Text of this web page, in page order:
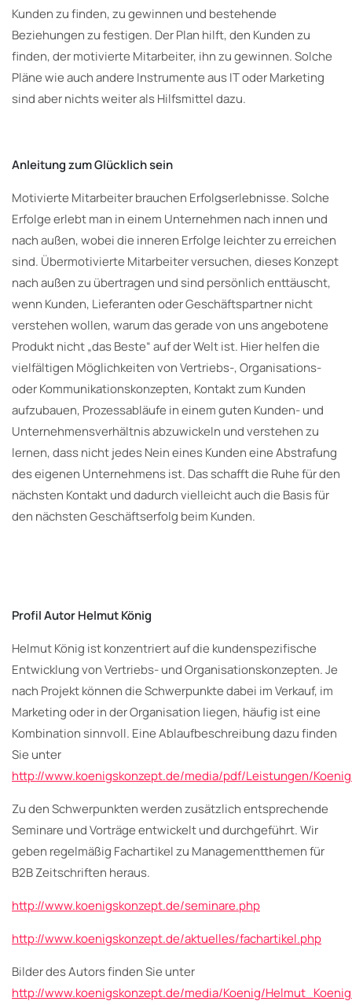
Kunden zu finden, zu gewinnen und bestehende
Beziehungen zu festigen. Der Plan hilft, den Kunden zu
finden, der motivierte Mitarbeiter, ihn zu gewinnen. Solche
Pläne wie auch andere Instrumente aus IT oder Marketing
sind aber nichts weiter als Hilfsmittel dazu.
Anleitung zum Glücklich sein
Motivierte Mitarbeiter brauchen Erfolgserlebnisse. Solche
Erfolge erlebt man in einem Unternehmen nach innen und
nach außen, wobei die inneren Erfolge leichter zu erreichen
sind. Übermotivierte Mitarbeiter versuchen, dieses Konzept
nach außen zu übertragen und sind persönlich enttäuscht,
wenn Kunden, Lieferanten oder Geschäftspartner nicht
verstehen wollen, warum das gerade von uns angebotene
Produkt nicht „das Beste“ auf der Welt ist. Hier helfen die
vielfältigen Möglichkeiten von Vertriebs-, Organisations-
oder Kommunikationskonzepten, Kontakt zum Kunden
aufzubauen, Prozessabläufe in einem guten Kunden- und
Unternehmensverhältnis abzuwickeln und verstehen zu
lernen, dass nicht jedes Nein eines Kunden eine Abstrafung
des eigenen Unternehmens ist. Das schafft die Ruhe für den
nächsten Kontakt und dadurch vielleicht auch die Basis für
den nächsten Geschäftserfolg beim Kunden.
Profil Autor Helmut König
Helmut König ist konzentriert auf die kundenspezifische
Entwicklung von Vertriebs- und Organisationskonzepten. Je
nach Projekt können die Schwerpunkte dabei im Verkauf, im
Marketing oder in der Organisation liegen, häufig ist eine
Kombination sinnvoll. Eine Ablaufbeschreibung dazu finden
Sie unter
http://www.koenigskonzept.de/media/pdf/Leistungen/
Zu den Schwerpunkten werden zusätzlich entsprechende
Seminare und Vorträge entwickelt und durchgeführt. Wir
geben regelmäßig Fachartikel zu Managementthemen für
B2B Zeitschriften heraus.
http://www.koenigskonzept.de/seminare.php
http://www.koenigskonzept.de/aktuelles/fachartikel.php
Bilder des Autors finden Sie unter
http://www.koenigskonzept.de/media/Koenig/